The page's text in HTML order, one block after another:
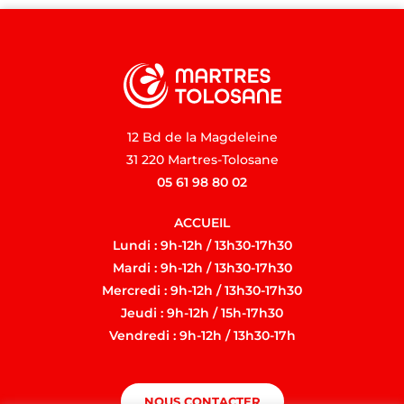
12 Bd de la Magdeleine
31 220 Martres-Tolosane
05 61 98 80 02
ACCUEIL
Lundi : 9h-12h / 13h30-17h30
Mardi : 9h-12h / 13h30-17h30
Mercredi : 9h-12h / 13h30-17h30
Jeudi : 9h-12h / 15h-17h30
Vendredi : 9h-12h / 13h30-17h